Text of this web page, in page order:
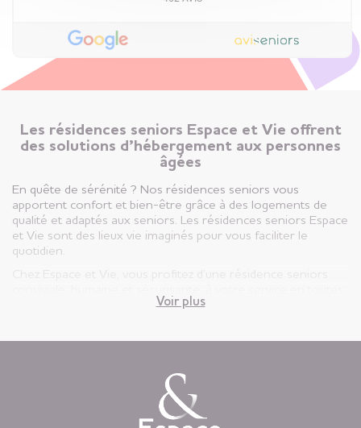
Les résidences seniors Espace et Vie offrent
des solutions d’hébergement aux personnes
âgées
En quête de sérénité ? Nos résidences seniors vous
apportent confort et bien-être grâce à des logements de
qualité et adaptés aux seniors. Les résidences seniors Espace
et Vie sont des lieux vie imaginés pour vous faciliter le
quotidien.
vie privatif et vous êtes libre d’y vivre selon votre rythme et
Chaque jour, nous mettons à disposition des animations
variées auxquelles, vous restez libre d’y participer, une
restauration « fait-maison », et une aide à la personne
Voir plus